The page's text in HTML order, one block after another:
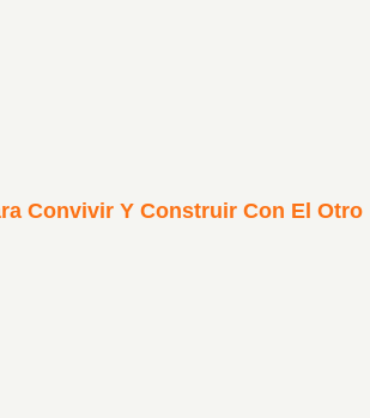
Convivir Y Construir Con El Otro